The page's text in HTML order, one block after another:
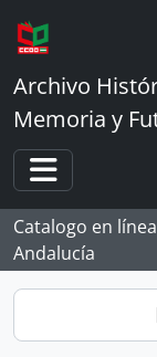
Skip to main content
Archivo
Memoria y
Toggle
Catalogo en
Andalucía